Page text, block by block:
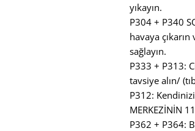
yıkayın.
P304 + P340
havaya
sağlayın.
P333 + P313:
tavsiye alın/
P312:
MERKEZİNİN
P362 + P364: